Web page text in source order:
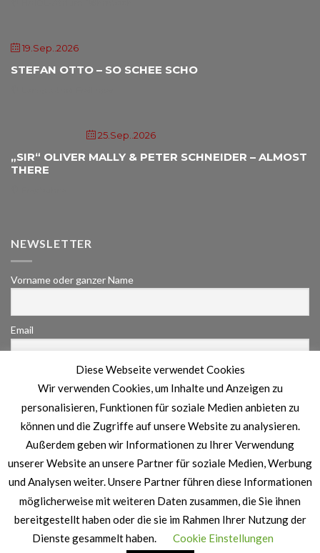
19.Sep..2026
STEFAN OTTO – SO SCHEE SCHO
25.Sep..2026
„SIR“ OLIVER MALLY & PETER SCHNEIDER – ALMOST
THERE
NEWSLETTER
Vorname oder ganzer Name
Email
Indem Du fortfährst, akzeptierst Du unsere
Datenschutzerklärung.
MuuhEvent| Designed by
Diese Webseite verwendet Cookies
Wir verwenden Cookies, um Inhalte und Anzeigen zu
personalisieren, Funktionen für soziale Medien anbieten zu
können und die Zugriffe auf unsere Website zu analysieren.
Außerdem geben wir Informationen zu Ihrer Verwendung
unserer Website an unsere Partner für soziale Medien, Werbung
und Analysen weiter. Unsere Partner führen diese Informationen
möglicherweise mit weiteren Daten zusammen, die Sie ihnen
bereitgestellt haben oder die sie im Rahmen Ihrer Nutzung der
Dienste gesammelt haben.
Cookie Einstellungen